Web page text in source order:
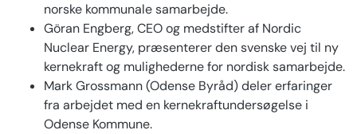
norske kommunale samarbejde.
Göran Engberg, CEO og medstifter af Nordic
Nuclear Energy, præsenterer den svenske vej til ny
kernekraft og mulighederne for nordisk samarbejde.
Mark Grossmann (Odense Byråd) deler erfaringer
fra arbejdet med en kernekraftundersøgelse i
Odense Kommune.